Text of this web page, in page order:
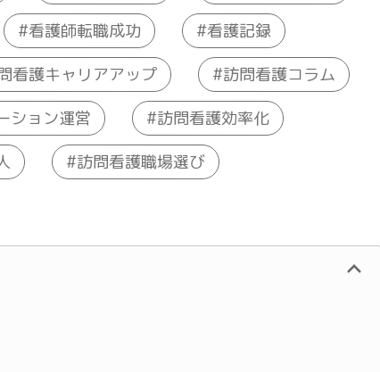
看護師転職成功
看護記録
看護キャリアアップ
訪問看護コラム
ション運営 訪問看護効率化
訪問看護職場選び